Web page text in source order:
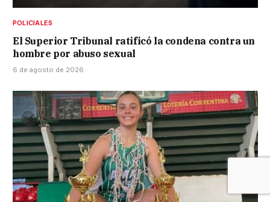
POLICIALES
El Superior Tribunal ratificó la condena contra un
hombre por abuso sexual
6 de agosto de 2026